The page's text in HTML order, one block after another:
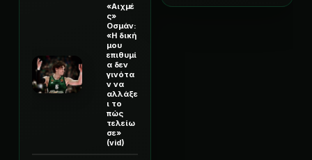
«Αιχμέ
ς»
Οσμάν:
«Η δική
μου
επιθυμί
α δεν
γινότα
ν να
αλλάξε
ι το
πώς
τελείω
σε»
(vid)